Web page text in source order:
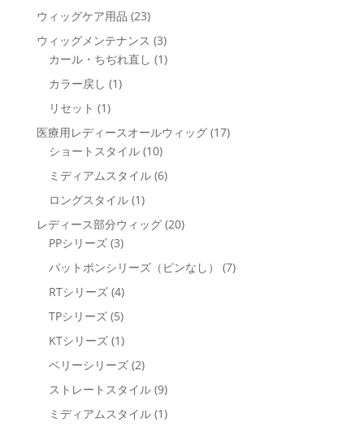
商
品
個
商
品
ウィッグケア用品 2323
個
の
ウィッグメンテナンス 33
個
カール・ちぢれ直し 11
品
カラー戻し 11
商
品
リセット 11
の
品
医療用レディースオールウィッグ 1717
ショートスタイル 1010
個
品
ミディアムスタイル 66
商
ロングスタイル 11
品
レディース部分ウィッグ 2020
の
商
PPシリーズ 33
個
商
品
パットポンシリーズ（ピンなし） 77
RTシリーズ 44
個
商
品
TPシリーズ 55
個
商
品
KTシリーズ 11
個
商
品
ベリーシリーズ 22
個
商
ストレートスタイル 99
個
ミディアムスタイル 11